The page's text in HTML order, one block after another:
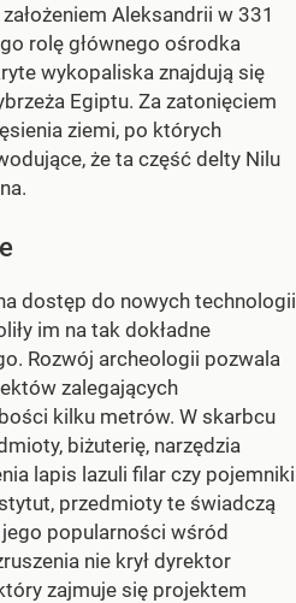
Aleksandrii w 331
rolę głównego ośrodka
wykopaliska znajdują się
Egiptu. Za zatonięciem
ziemi, po których
że ta część delty Nilu
dostęp do nowych technologii
im na tak dokładne
Rozwój archeologii pozwala
zalegających
kilku metrów. W skarbcu
biżuterię, narzędzia
lapis lazuli filar czy pojemniki
przedmioty te świadczą
popularności wśród
nie krył dyrektor
zajmuje się projektem